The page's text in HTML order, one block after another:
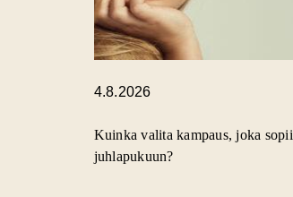
4.8.2026
Kuinka valita kampaus, joka sopii
juhlapukuun?